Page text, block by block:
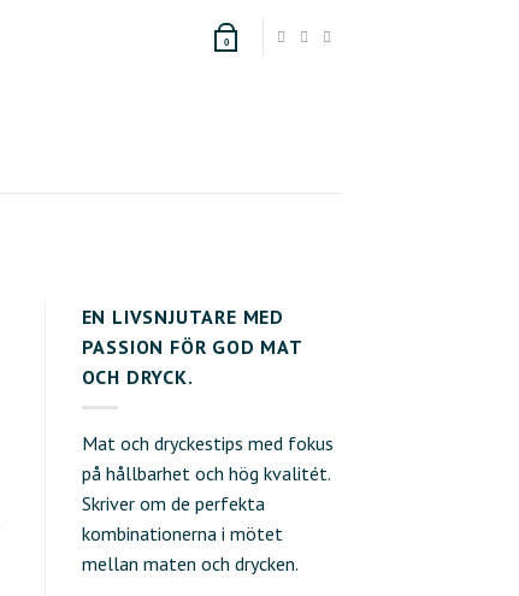
0
EN LIVSNJUTARE MED
PASSION FÖR GOD MAT
OCH DRYCK.
Mat och dryckestips med fokus
på hållbarhet och hög kvalitét.
Skriver om de perfekta
kombinationerna i mötet
mellan maten och drycken.